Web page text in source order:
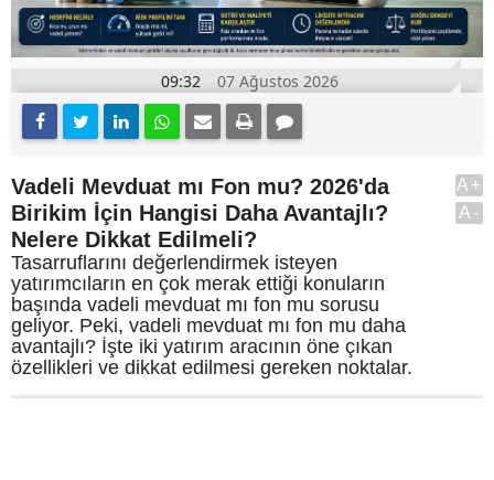
09:32 07 Ağustos 2026
Vadeli Mevduat mı Fon mu? 2026'da
Birikim İçin Hangisi Daha Avantajlı?
Nelere Dikkat Edilmeli?
Tasarruflarını değerlendirmek isteyen
yatırımcıların en çok merak ettiği konuların
başında vadeli mevduat mı fon mu sorusu
geliyor. Peki, vadeli mevduat mı fon mu daha
avantajlı? İşte iki yatırım aracının öne çıkan
özellikleri ve dikkat edilmesi gereken noktalar.
A+
A-